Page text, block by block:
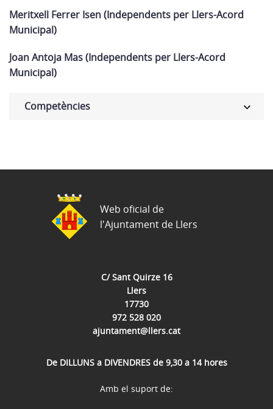
Meritxell Ferrer Isen (Independents per Llers-Acord
Municipal)
Joan Antoja Mas (Independents per Llers-Acord
Municipal)
Competències
C/ Sant Quirze 16
Llers
17730
972 528 020
ajuntament@llers.cat
De DILLUNS a DIVENDRES de 9,30 a 14 hores
Web oficial de
l'Ajuntament de Llers
Amb el suport de: